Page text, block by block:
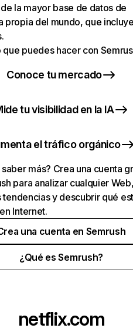
la mayor base de datos de
propia del mundo, que
que puedes hacer con
Conoce tu mercado
tu visibilidad en la IA
el tráfico orgánico
más? Crea una cuenta
para analizar cualquier
tendencias y descubrir qué
Internet.
una cuenta en Semrush
¿Qué es Semrush?
netflix.com